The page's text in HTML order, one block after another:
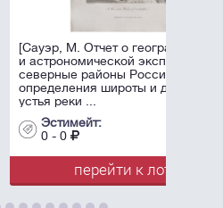
о географической
экспедиции в
России для
и долготы
к лоту